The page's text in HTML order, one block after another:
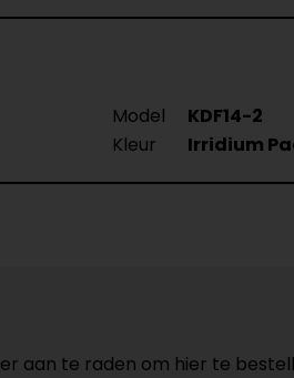
Model
KDF14-2
Kleur Irridium
aan te raden om hier te